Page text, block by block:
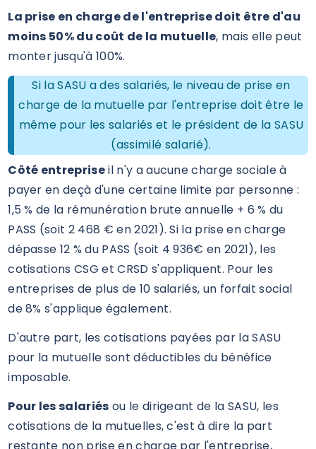
La prise en charge de l'entreprise doit être d'au
moins 50% du coût de la mutuelle, mais elle peut
monter jusqu'à 100%.
Si la SASU a des salariés, le niveau de prise en
charge de la mutuelle par l'entreprise doit être le
même pour les salariés et le président de la SASU
(assimilé salarié).
Côté entrepriseil n'y a aucune charge sociale à
payer en deçà d'une certaine limite par personne :
1,5 % de la rémunération brute annuelle + 6 % du
PASS (soit 2 468 € en 2021). Si la prise en charge
dépasse 12 % du PASS (soit 4 936€ en 2021), les
cotisations CSG et CRSD s'appliquent. Pour les
entreprises de plus de 10 salariés, un forfait social
de 8% s'applique également.
D'autre part, les cotisations payées par la SASU
pour la mutuelle sont déductibles du bénéfice
imposable.
Pour les salariés ou le dirigeant de la SASU, les
cotisations de la mutuelles, c'est à dire la part